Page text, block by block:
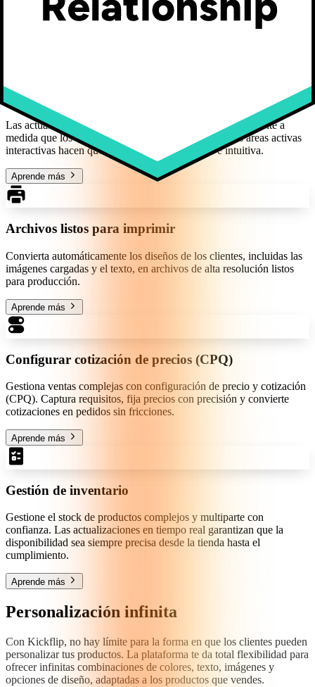
Las preguntas condicionales se adaptan en tiempo real para una
experiencia de compra más fluida.
Vista previa de producto en tiempo real y precios
Las actualizaciones de Kickflip prevén el producto al instante a
medida que los clientes personalizan su producto. Las áreas activas
interactivas hacen que la experiencia sea rápida e intuitiva.
Aprende más
Archivos listos para imprimir
Convierta automáticamente los diseños de los clientes, incluidas las
imágenes cargadas y el texto, en archivos de alta resolución listos
para producción.
Aprende más
Configurar cotización de precios (CPQ)
Gestiona ventas complejas con configuración de precio y cotización
(CPQ). Captura requisitos, fija precios con precisión y convierte
cotizaciones en pedidos sin fricciones.
Aprende más
Gestión de inventario
Gestione el stock de productos complejos y multiparte con
confianza. Las actualizaciones en tiempo real garantizan que la
disponibilidad sea siempre precisa desde la tienda hasta el
cumplimiento.
Aprende más
Personalización infinita
Con Kickflip, no hay límite para la forma en que los clientes pueden
personalizar tus productos. La plataforma te da total flexibilidad para
ofrecer infinitas combinaciones de colores, texto, imágenes y
opciones de diseño, adaptadas a los productos que vendes.